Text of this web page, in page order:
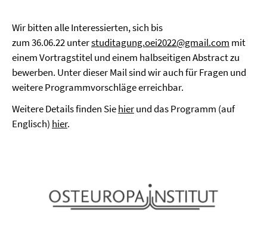
Wir bitten alle Interessierten, sich bis
zum 36.06.22 unterstuditagung.oei2022@gmail.com mit
einem Vortragstitel und einem halbseitigen Abstract zu
bewerben. Unter dieser Mail sind wir auch für Fragen und
weitere Programmvorschläge erreichbar.
Weitere Details finden Siehierund das Programm (auf
Englisch) hier.